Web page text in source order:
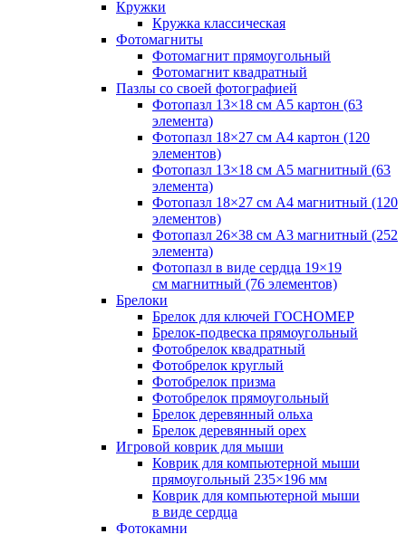
Кружки
Кружка классическая
Фотомагниты
Фотомагнит прямоугольный
Фотомагнит квадратный
Пазлы со своей фотографией
Фотопазл 13×18 см А5 картон (63
элемента)
Фотопазл 18×27 см А4 картон (120
элементов)
Фотопазл 13×18 см А5 магнитный (63
элемента)
Фотопазл 18×27 см А4 магнитный (120
элементов)
Фотопазл 26×38 см А3 магнитный (252
элемента)
Фотопазл в виде сердца 19×19
см магнитный (76 элементов)
Брелоки
Брелок для ключей ГОСНОМЕР
Брелок-подвеска прямоугольный
Фотобрелок квадратный
Фотобрелок круглый
Фотобрелок призма
Фотобрелок прямоугольный
Брелок деревянный ольха
Брелок деревянный орех
Игровой коврик для мыши
Коврик для компьютерной мыши
прямоугольный 235×196 мм
Коврик для компьютерной мыши
в виде сердца
Фотокамни